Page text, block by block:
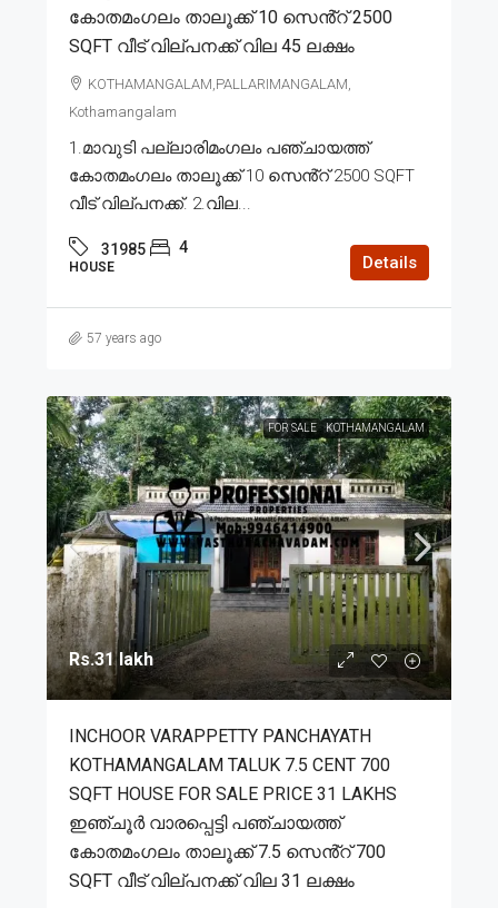
കോതമംഗലം താലൂക്ക് 10 സെൻ്റ് 2500
SQFT വീട് വില്പനക്ക് വില 45 ലക്ഷം
KOTHAMANGALAM,PALLARIMANGALAM,
Kothamangalam
1.മാവുടി പല്ലാരിമംഗലം പഞ്ചായത്ത്
കോതമംഗലം താലൂക്ക് 10 സെൻ്റ് 2500 SQFT
വീട് വില്പനക്ക്. 2.വില...
31985 4
HOUSE Details
57 years ago
FOR SALE KOTHAMANGALAM
Rs.31 lakh
INCHOOR VARAPPETTY PANCHAYATH
KOTHAMANGALAM TALUK 7.5 CENT 700
SQFT HOUSE FOR SALE PRICE 31 LAKHS
ഇഞ്ചൂർ വാരപ്പെട്ടി പഞ്ചായത്ത്
കോതമംഗലം താലൂക്ക് 7.5 സെൻ്റ് 700
SQFT വീട് വില്പനക്ക് വില 31 ലക്ഷം